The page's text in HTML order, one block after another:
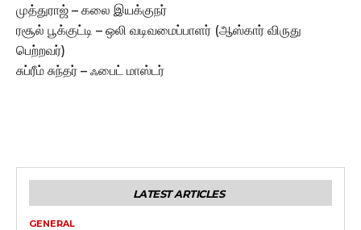
முத்துராஜ் – கலை இயக்குநர்
ரசூல் பூக்குட்டி – ஒலி வடிவமைப்பாளர் (ஆஸ்கார் விருது
பெற்றவர்)
சுப்ரீம் சுந்தர் – ஃபைட் மாஸ்டர்
LATEST ARTICLES
GENERAL